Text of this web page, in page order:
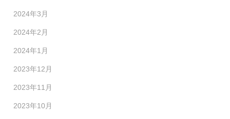
2024年3月
2024年2月
2024年1月
2023年12月
2023年11月
2023年10月